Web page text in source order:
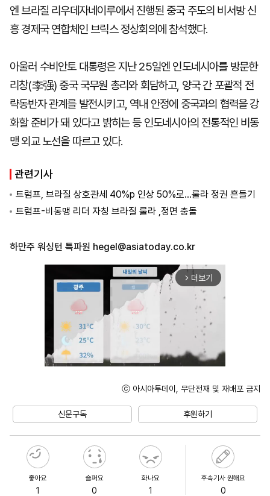
엔 브라질 리우데자네이루에서 진행된 중국 주도의 비서방 신
흥 경제국 연합체인 브릭스 정상회의에 참석했다.
아울러 수비안토 대통령은 지난 25일엔 인도네시아를 방문한
리창(李强) 중국 국무원 총리와 회담하고, 양국 간 포괄적 전
략동반자 관계를 발전시키고, 역내 안정에 중국과의 협력을 강
화할 준비가 돼 있다고 밝히는 등 인도네시아의 전통적인 비동
맹 외교 노선을 따르고 있다.
관련기사
트럼프, 브라질 상호관세 40%p 인상 50%로...룰라 정권 흔들기
트럼프-비동맹 리더 자칭 브라질 룰라 ,정면 충돌
하만주 워싱턴 특파원 hegel@asiatoday.co.kr
arrow_forward_ios 더보기
ⓒ 아시아투데이, 무단전재 및 재배포 금지
신문구독 후원하기
좋아요
1
슬퍼요
0
화나요
1
후속기사 원해요
0